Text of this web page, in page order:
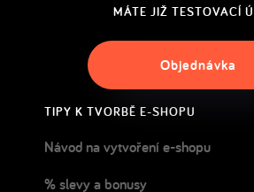
MÁTE JIŽ TESTOVACÍ
Objednávka
TIPY K TVORBĚ E-SHOPU
Návod na vytvoření e-shopu
% slevy a bonusy